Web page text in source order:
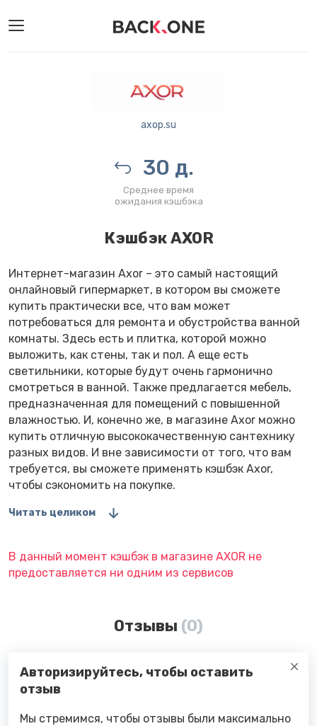
axop.su
30 д.
Среднее время
ожидания кэшбэка
Кэшбэк AXOR
Интернет-магазин Axor – это самый настоящий
онлайновый гипермаркет, в котором вы сможете
купить практически все, что вам может
потребоваться для ремонта и обустройства ванной
комнаты. Здесь есть и плитка, которой можно
выложить, как стены, так и пол. А еще есть
светильники, которые будут очень гармонично
смотреться в ванной. Также предлагается мебель,
предназначенная для помещений с повышенной
влажностью. И, конечно же, в магазине Axor можно
купить отличную высококачественную сантехнику
разных видов. И вне зависимости от того, что вам
требуется, вы сможете применять кэшбэк Axor,
чтобы сэкономить на покупке.
Читать целиком
В данный момент кэшбэк в магазине AXOR не
предоставляется ни одним из сервисов
Отзывы (0)
Авторизируйтесь, чтобы оставить
отзыв
Мы стремимся, чтобы отзывы были максимально